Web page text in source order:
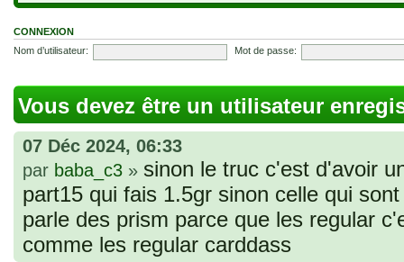
CONNEXION
Nom d’utilisateur:
Mot de passe:
Vous devez être un utilisateur
07 Déc 2024, 06:33
par baba_c3 » sinon le truc c'est d'avoir
part15 qui fais 1.5gr sinon celle qui
parle des prism parce que les regular
comme les regular carddass